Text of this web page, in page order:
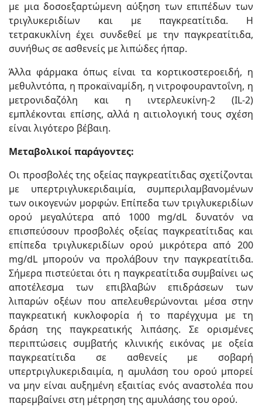
με μια δοσοεξαρτώμενη αύξηση των επιπέδων των
τριγλυκεριδίων και με παγκρεατίτιδα. Η
τετρακυκλίνη έχει συνδεθεί με την παγκρεατίτιδα,
συνήθως σε ασθενείς με λιπώδες ήπαρ.
Άλλα φάρμακα όπως είναι τα κορτικοστεροειδή, η
μεθυλντόπα, η προκαϊναμίδη, η νιτροφουραντοΐνη, η
μετρονιδαζόλη και η ιντερλευκίνη-2 (IL-2)
εμπλέκονται επίσης, αλλά η αιτιολογική τους σχέση
είναι λιγότερο βέβαιη.
Μεταβολικοί παράγοντες:
Οι προσβολές της οξείας παγκρεατίτιδας σχετίζονται
με υπερτριγλυκεριδαιμία, συμπεριλαμβανομένων
των οικογενών μορφών. Επίπεδα των τριγλυκεριδίων
ορού μεγαλύτερα από 1000 mg/dL δυνατόν να
επισπεύσουν προσβολές οξείας παγκρεατίτιδας και
επίπεδα τριγλυκεριδίων ορού μικρότερα από 200
mg/dL μπορούν να προλάβουν την παγκρεατίτιδα.
Σήμερα πιστεύεται ότι η παγκρεατίτιδα συμβαίνει ως
αποτέλεσμα των επιβλαβών επιδράσεων των
λιπαρών οξέων που απελευθερώνονται μέσα στην
παγκρεατική κυκλοφορία ή το παρέγχυμα με τη
δράση της παγκρεατικής λιπάσης. Σε ορισμένες
περιπτώσεις συμβατής κλινικής εικόνας με οξεία
παγκρεατίτιδα σε ασθενείς με σοβαρή
υπερτριγλυκεριδαιμία, η αμυλάση του ορού μπορεί
να μην είναι αυξημένη εξαιτίας ενός αναστολέα που
παρεμβαίνει στη μέτρηση της αμυλάσης του ορού.